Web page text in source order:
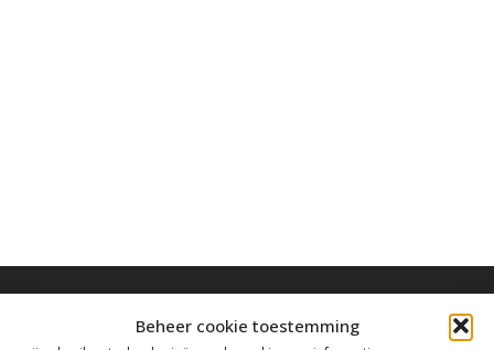
Beheer cookie toestemming